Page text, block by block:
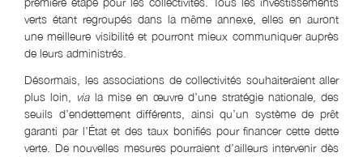
verts étant regroupés dans la même annexe, elles en auront
une meilleure visibilité et pourront mieux communiquer auprès
de leurs administrés.
Désormais, les associations de collectivités souhaiteraient aller
plus loin, viala mise en œuvre d’une stratégie nationale, des
seuils d’endettement différents, ainsi qu’un système de prêt
garanti par l’État et des taux bonifiés pour financer cette dette
verte. De nouvelles mesures pourraient d’ailleurs intervenir dès